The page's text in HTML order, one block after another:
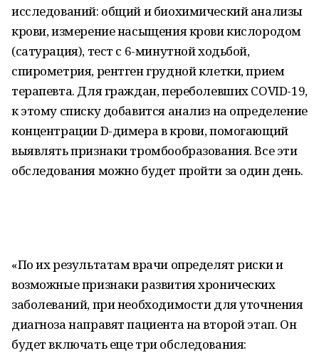
исследований: общий и биохимический анализы
крови, измерение насыщения крови кислородом
(сатурация), тест с 6-минутной ходьбой,
спирометрия, рентген грудной клетки, прием
терапевта. Для граждан, переболевших COVID-19,
к этому списку добавится анализ на определение
концентрации D-димера в крови, помогающий
выявлять признаки тромбообразования. Все эти
обследования можно будет пройти за один день.
«По их результатам врачи определят риски и
возможные признаки развития хронических
заболеваний, при необходимости для уточнения
диагноза направят пациента на второй этап. Он
будет включать еще три обследования: